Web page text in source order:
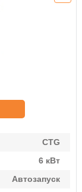
CTG
6 кВт
Автозапуск